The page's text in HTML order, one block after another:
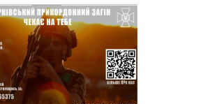
Захищав кордон до
останнього подиху:
пам’яті полеглого
прикордонника
Олександра Кичаня
(ВІДЕО)